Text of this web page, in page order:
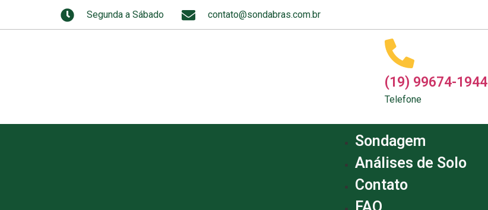
Segunda a Sábado contato@sondabras.com.br
(19) 99674-1944
Telefone
Sondagem
Análises de Solo
Contato